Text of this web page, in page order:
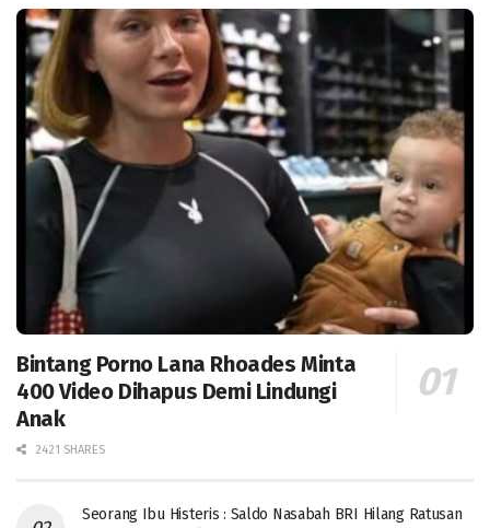
Bintang Porno Lana Rhoades Minta
400 Video Dihapus Demi Lindungi
Anak
2421 SHARES
Seorang Ibu Histeris : Saldo Nasabah BRI Hilang Ratusan